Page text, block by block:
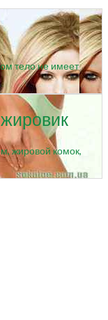
тело не имеет
жировой комок,